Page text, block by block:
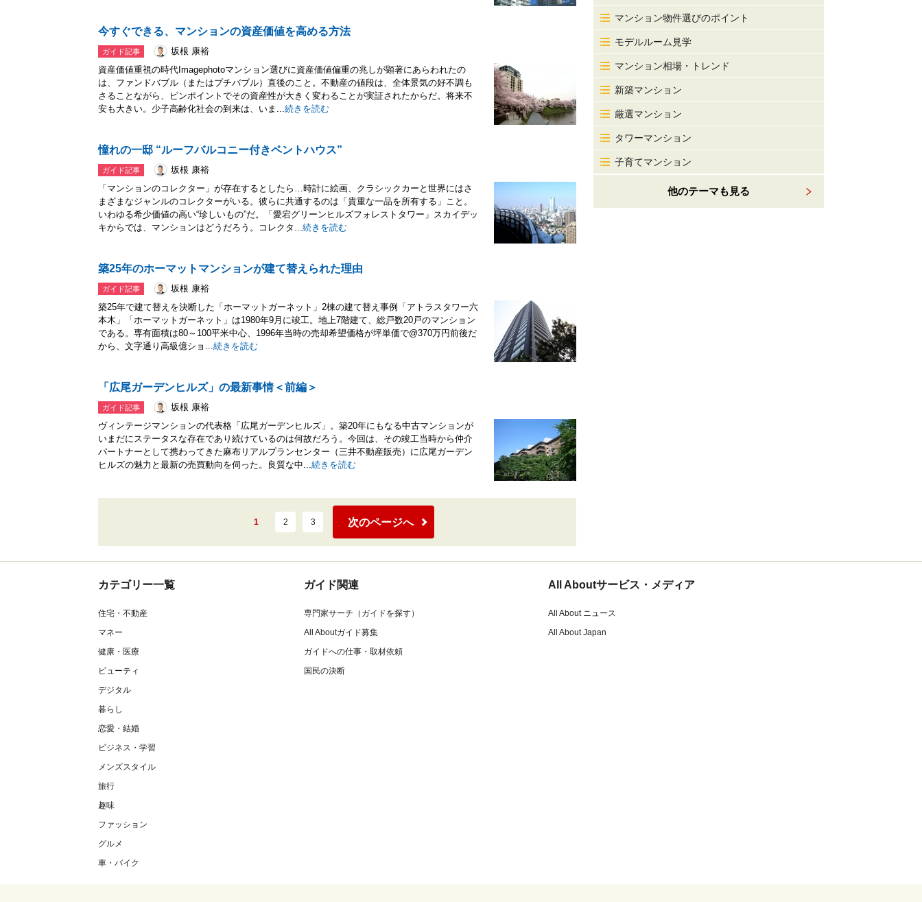
今すぐできる、マンションの資産価値を高める方法
ガイド記事
坂根 康裕
資産価値重視の時代Imagephotoマンション選びに資産価値偏重の兆しが顕著にあらわれたの
は、ファンドバブル（またはプチバブル）直後のこと。不動産の値段は、全体景気の好不調も
さることながら、ピンポイントでその資産性が大きく変わることが実証されたからだ。将来不
安も大きい。少子高齢化社会の到来は、いま...続きを読む
憧れの一邸 “ルーフバルコニー付きペントハウス”
ガイド記事
坂根 康裕
「マンションのコレクター」が存在するとしたら…時計に絵画、クラシックカーと世界にはさ
まざまなジャンルのコレクターがいる。彼らに共通するのは「貴重な一品を所有する」こと。
いわゆる希少価値の高い“珍しいもの”だ。「愛宕グリーンヒルズフォレストタワー」スカイデッ
キからでは、マンションはどうだろう。コレクタ...続きを読む
築25年のホーマットマンションが建て替えられた理由
ガイド記事
坂根 康裕
築25年で建て替えを決断した「ホーマットガーネット」2棟の建て替え事例「アトラスタワー六
本木」「ホーマットガーネット」は1980年9月に竣工。地上7階建て、総戸数20戸のマンション
である。専有面積は80～100平米中心、1996年当時の売却希望価格が坪単価で@370万円前後だ
から、文字通り高級億ショ...続きを読む
「広尾ガーデンヒルズ」の最新事情＜前編＞
ガイド記事
坂根 康裕
ヴィンテージマンションの代表格「広尾ガーデンヒルズ」。築20年にもなる中古マンションが
いまだにステータスな存在であり続けているのは何故だろう。今回は、その竣工当時から仲介
パートナーとして携わってきた麻布リアルプランセンター（三井不動産販売）に広尾ガーデン
ヒルズの魅力と最新の売買動向を伺った。良質な中...続きを読む
1 2 3 次のページへ
マンション物件選びのポイント
モデルルーム見学
マンション相場・トレンド
新築マンション
厳選マンション
タワーマンション
子育てマンション
他のテーマも見る
カテゴリー一覧
住宅・不動産
マネー
健康・医療
ビューティ
デジタル
暮らし
恋愛・結婚
ビジネス・学習
メンズスタイル
旅行
趣味
ファッション
グルメ
車・バイク
ガイド関連
専門家サーチ（ガイドを探す）
All Aboutガイド募集
ガイドへの仕事・取材依頼
国民の決断
All Aboutサービス・メディア
All About ニュース
All About Japan